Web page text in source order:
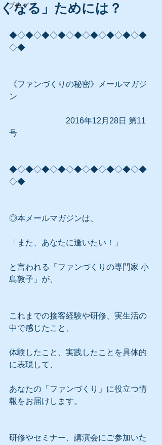
ブログ
くなる」ためには？
◆◇◆◇◆◇◆◇◆◇◆◇◆◇◆◇◆
◇◆
《ファンづくりの秘密》メールマガジ
ン
2016年12月28日 第11
号
◆◇◆◇◆◇◆◇◆◇◆◇◆◇◆◇◆
◇◆
◎本メールマガジンは、
「また、あなたに逢いたい！」
と言われる「ファンづくりの専門家 小
島敦子」が、
これまでの接客経験や研修、実生活の
中で感じたこと、
体験したこと、実践したことを具体的
に表現して、
あなたの「ファンづくり」に役立つ情
報をお届けします。
研修やセミナー、講演会にご参加いた